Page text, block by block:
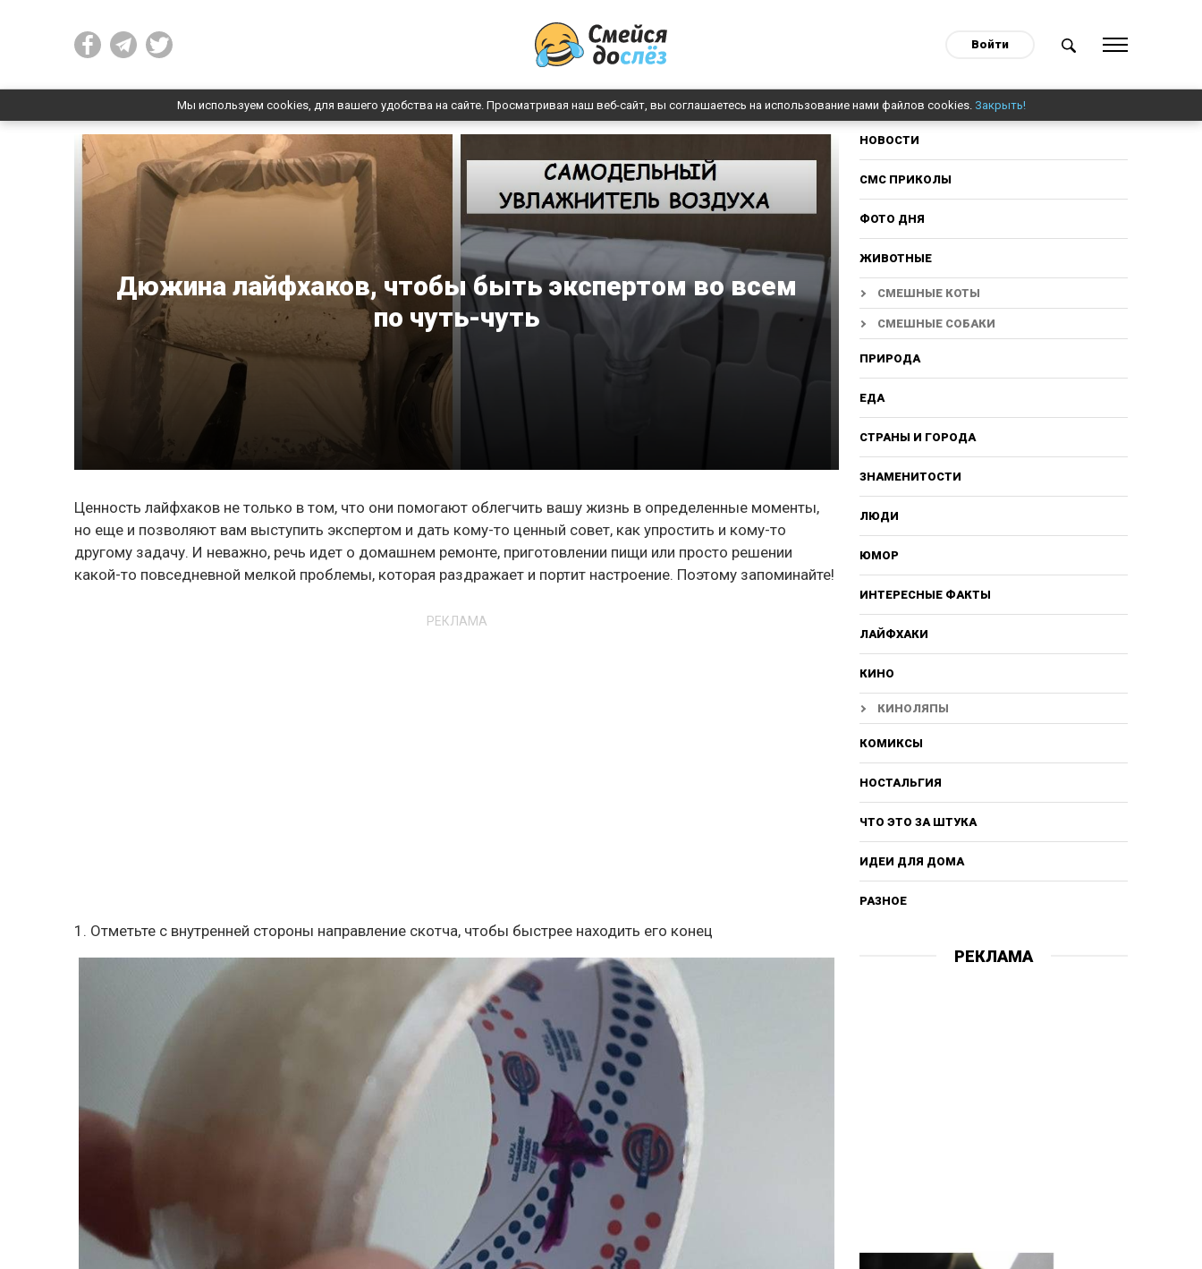
Войти
Мы используем cookies, для вашего удобства на сайте. Просматривая наш веб-сайт, вы соглашаетесь на использование нами файлов cookies. Закрыть!
Дюжина лайфхаков, чтобы быть экспертом во всем
по чуть-чуть
Ценность лайфхаков не только в том, что они помогают облегчить вашу жизнь в определенные моменты,
но еще и позволяют вам выступить экспертом и дать кому-то ценный совет, как упростить и кому-то
другому задачу. И неважно, речь идет о домашнем ремонте, приготовлении пищи или просто решении
какой-то повседневной мелкой проблемы, которая раздражает и портит настроение. Поэтому запоминайте!
РЕКЛАМА
1. Отметьте с внутренней стороны направление скотча, чтобы быстрее находить его конец
НОВОСТИ
СМС ПРИКОЛЫ
ФОТО ДНЯ
ЖИВОТНЫЕ
СМЕШНЫЕ КОТЫ
СМЕШНЫЕ СОБАКИ
ПРИРОДА
ЕДА
СТРАНЫ И ГОРОДА
ЗНАМЕНИТОСТИ
ЛЮДИ
ЮМОР
ИНТЕРЕСНЫЕ ФАКТЫ
ЛАЙФХАКИ
КИНО
КИНОЛЯПЫ
КОМИКСЫ
НОСТАЛЬГИЯ
ЧТО ЭТО ЗА ШТУКА
ИДЕИ ДЛЯ ДОМА
РАЗНОЕ
РЕКЛАМА